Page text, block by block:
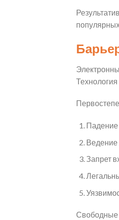
Падение
Ведение
Запрет
Свободные